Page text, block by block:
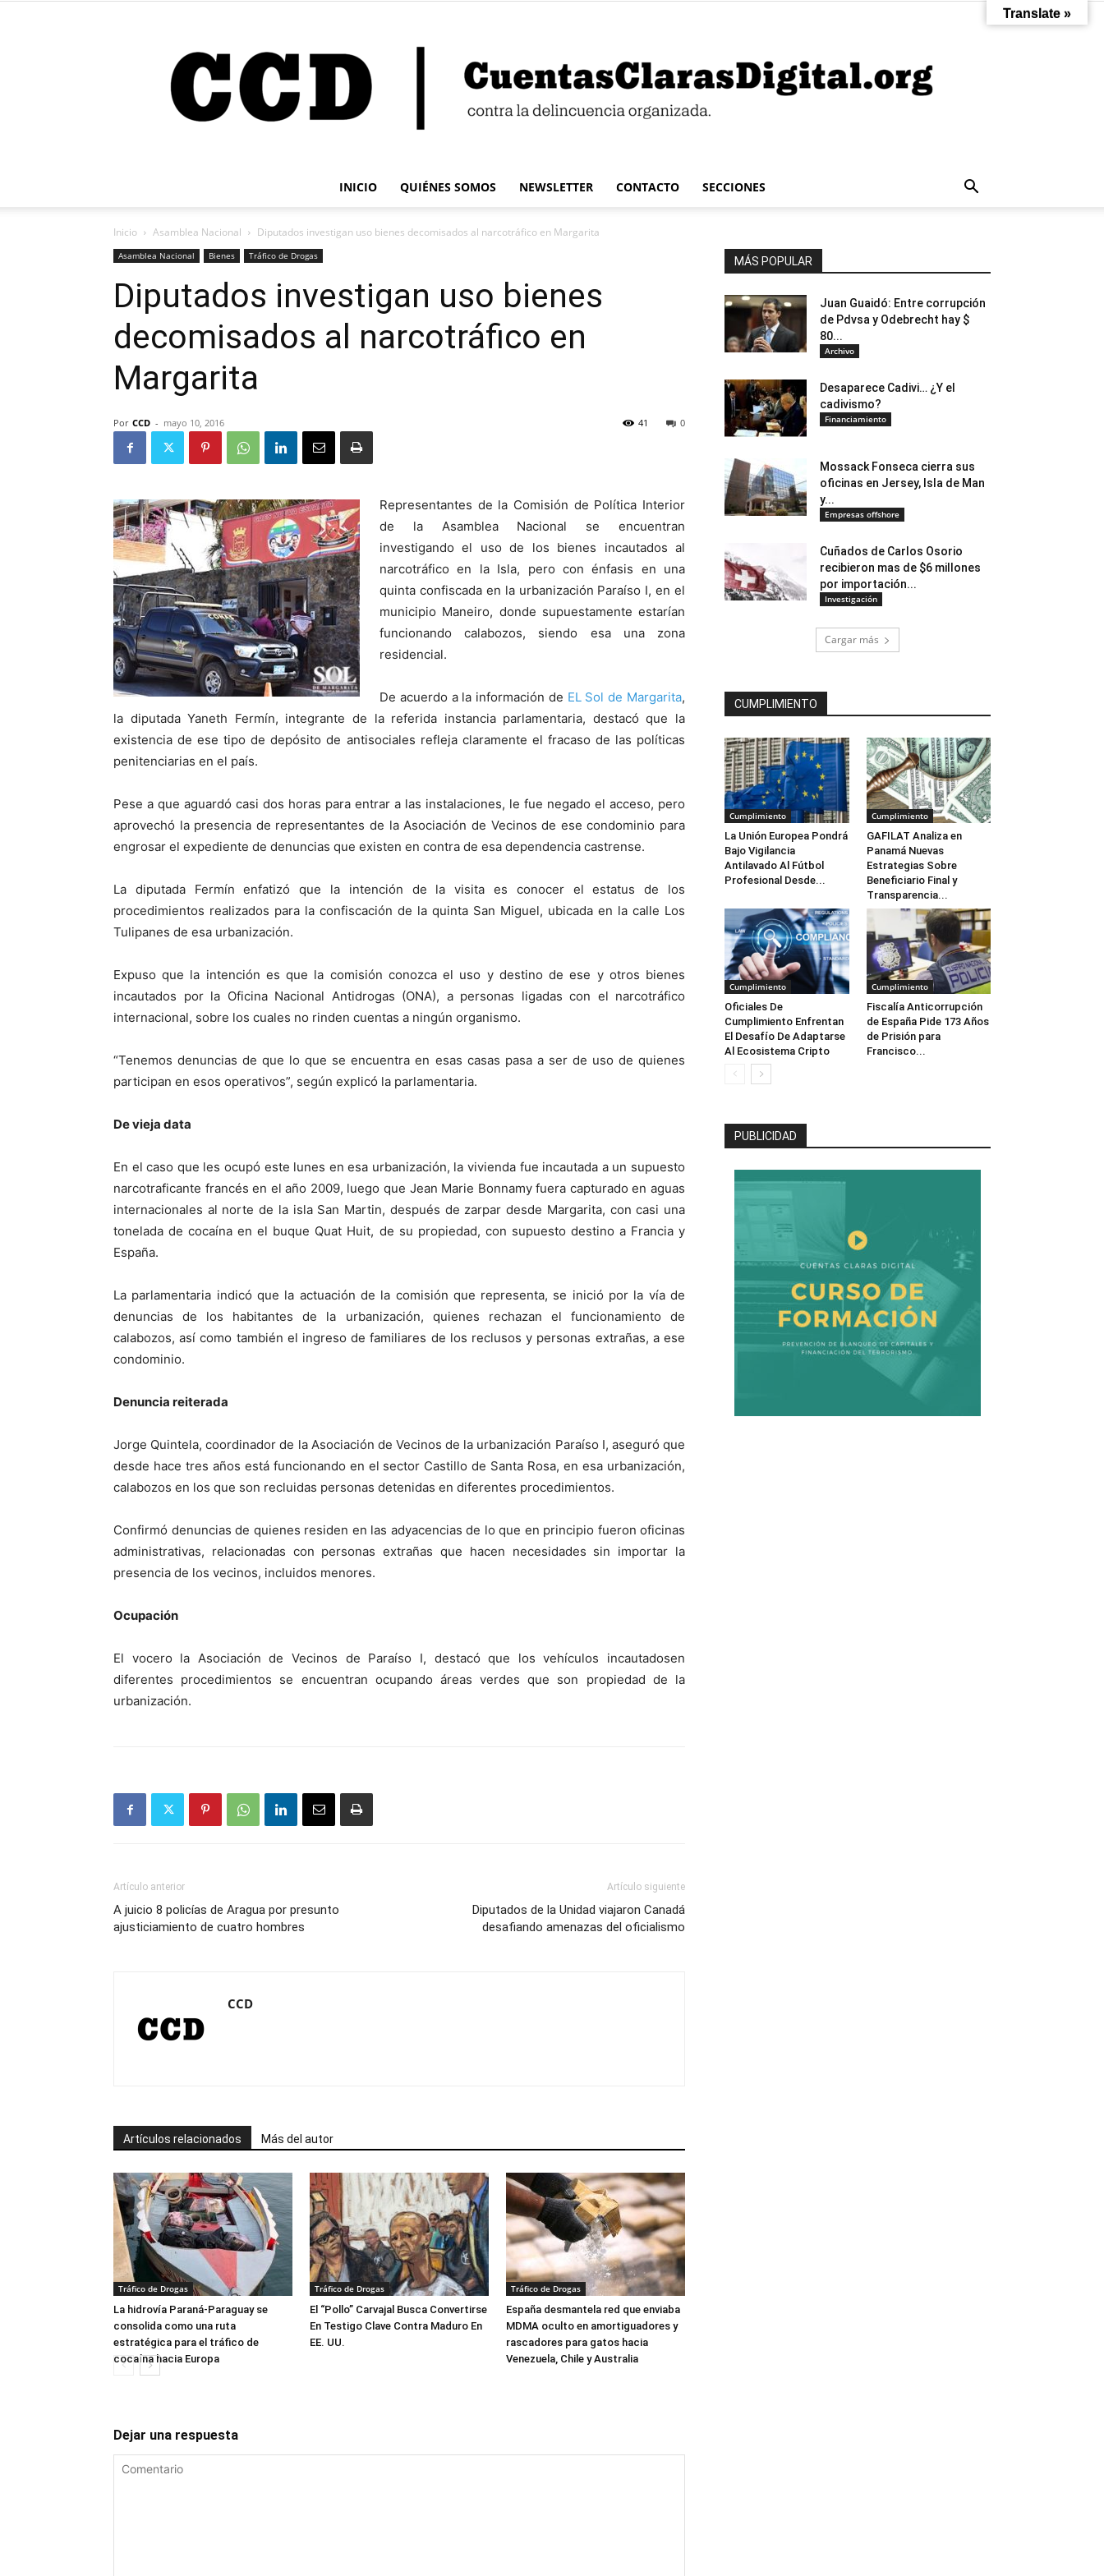
INICIO QUIÉNES SOMOS NEWSLETTER CONTACTO SECCIONES
Inicio Asamblea Nacional Diputados investigan uso bienes decomisados al narcotráfico en Margarita
Asamblea Nacional Bienes Tráfico de Drogas
Diputados investigan uso bienes
decomisados al narcotráfico en
Margarita
Por CCD - mayo 10, 2016 0
41
Representantes de la Comisión de Política Interior
de la Asamblea Nacional se encuentran
investigando el uso de los bienes incautados al
narcotráfico en la Isla, pero con énfasis en una
quinta confiscada en la urbanización Paraíso I, en el
municipio Maneiro, donde supuestamente estarían
funcionando calabozos, siendo esa una zona
residencial.
De acuerdo a la información de EL Sol de Margarita,
la diputada Yaneth Fermín, integrante de la referida instancia parlamentaria, destacó que la
existencia de ese tipo de depósito de antisociales refleja claramente el fracaso de las políticas
penitenciarias en el país.
Pese a que aguardó casi dos horas para entrar a las instalaciones, le fue negado el acceso, pero
aprovechó la presencia de representantes de la Asociación de Vecinos de ese condominio para
engrosar el expediente de denuncias que existen en contra de esa dependencia castrense.
La diputada Fermín enfatizó que la intención de la visita es conocer el estatus de los
procedimientos realizados para la confiscación de la quinta San Miguel, ubicada en la calle Los
Tulipanes de esa urbanización.
Expuso que la intención es que la comisión conozca el uso y destino de ese y otros bienes
incautados por la Oficina Nacional Antidrogas (ONA), a personas ligadas con el narcotráfico
internacional, sobre los cuales no rinden cuentas a ningún organismo.
“Tenemos denuncias de que lo que se encuentra en esas casas pasa a ser de uso de quienes
participan en esos operativos”, según explicó la parlamentaria.
De vieja data
En el caso que les ocupó este lunes en esa urbanización, la vivienda fue incautada a un supuesto
narcotraficante francés en el año 2009, luego que Jean Marie Bonnamy fuera capturado en aguas
internacionales al norte de la isla San Martin, después de zarpar desde Margarita, con casi una
tonelada de cocaína en el buque Quat Huit, de su propiedad, con supuesto destino a Francia y
España.
La parlamentaria indicó que la actuación de la comisión que representa, se inició por la vía de
denuncias de los habitantes de la urbanización, quienes rechazan el funcionamiento de
calabozos, así como también el ingreso de familiares de los reclusos y personas extrañas, a ese
condominio.
Denuncia reiterada
Jorge Quintela, coordinador de la Asociación de Vecinos de la urbanización Paraíso I, aseguró que
desde hace tres años está funcionando en el sector Castillo de Santa Rosa, en esa urbanización,
calabozos en los que son recluidas personas detenidas en diferentes procedimientos.
Confirmó denuncias de quienes residen en las adyacencias de lo que en principio fueron oficinas
administrativas, relacionadas con personas extrañas que hacen necesidades sin importar la
presencia de los vecinos, incluidos menores.
Ocupación
El vocero la Asociación de Vecinos de Paraíso I, destacó que los vehículos incautadosen
diferentes procedimientos se encuentran ocupando áreas verdes que son propiedad de la
urbanización.
Artículo anterior
A juicio 8 policías de Aragua por presunto
ajusticiamiento de cuatro hombres
Artículo siguiente
Diputados de la Unidad viajaron Canadá
desafiando amenazas del oficialismo
CCD
Artículos relacionados Más del autor
Tráfico de Drogas
La hidrovía Paraná-Paraguay se
consolida como una ruta
estratégica para el tráfico de
cocaína hacia Europa
Tráfico de Drogas
El “Pollo” Carvajal Busca Convertirse
En Testigo Clave Contra Maduro En
EE. UU.
Tráfico de Drogas
España desmantela red que enviaba
MDMA oculto en amortiguadores y
rascadores para gatos hacia
Venezuela, Chile y Australia
Dejar una respuesta
MÁS POPULAR
Juan Guaidó: Entre corrupción
de Pdvsa y Odebrecht hay $
80...
Archivo
Desaparece Cadivi… ¿Y el
cadivismo?
Financiamiento
Mossack Fonseca cierra sus
oficinas en Jersey, Isla de Man
y...
Empresas offshore
Cuñados de Carlos Osorio
recibieron mas de $6 millones
por importación...
Investigación
Cargar más
CUMPLIMIENTO
Cumplimiento
La Unión Europea Pondrá
Bajo Vigilancia
Antilavado Al Fútbol
Profesional Desde...
Cumplimiento
GAFILAT Analiza en
Panamá Nuevas
Estrategias Sobre
Beneficiario Final y
Transparencia...
Cumplimiento
Oficiales De
Cumplimiento Enfrentan
El Desafío De Adaptarse
Al Ecosistema Cripto
Cumplimiento
Fiscalía Anticorrupción
de España Pide 173 Años
de Prisión para
Francisco...
PUBLICIDAD
Translate »